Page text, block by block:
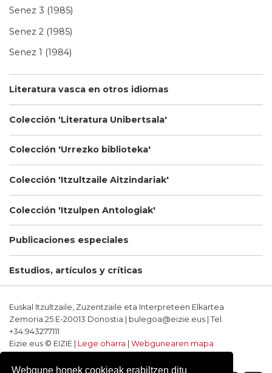
Webgune honek cookieak erabiltzen ditu
Senez 3 (1985)
Senez 2 (1985)
Senez 1 (1984)
Literatura vasca en otros idiomas
Colección 'Literatura Unibertsala'
Colección 'Urrezko biblioteka'
Colección 'Itzultzaile Aitzindariak'
Colección 'Itzulpen Antologiak'
Publicaciones especiales
Estudios, artículos y críticas
Euskal Itzultzaile, Zuzentzaile eta Interpreteen Elkartea
Zemoria 25 E-20013 Donostia | bulegoa@eizie.eus | Tel.
+34.943277111
Eizie.eus © EIZIE | Lege oharra
Webgunearen mapa